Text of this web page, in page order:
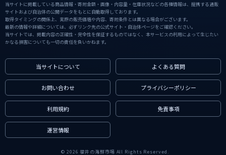
当サイトに掲載している商品情報・寄附金額・画像・内容量・在庫状況などの各種情報は、提携する通販
サイトおよび自治体の公開データをもとに自動取得しております。
取得タイミングの関係上、実際の販売価格や内容、寄附条件とは異なる場合がございます。
最新の情報や詳細については、必ずリンク先の公式サイト・自治体ページをご確認ください。
当サイトでは、掲載内容の正確性・完全性を保証するものではなく、本サービスの利用によって生じたい
かなる損害についても一切の責任を負いかねます。
当サイトについて よくある質問
お問い合わせ プライバシーポリシー
利用規約 免責事項
運営情報
© 2026 福井の海鮮市場 All Rights Reserved.